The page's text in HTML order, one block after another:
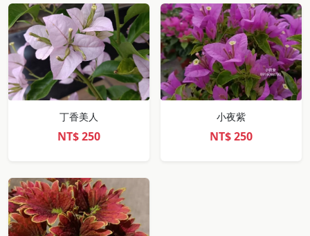
丁香美人
NT$250
小夜紫
NT$250